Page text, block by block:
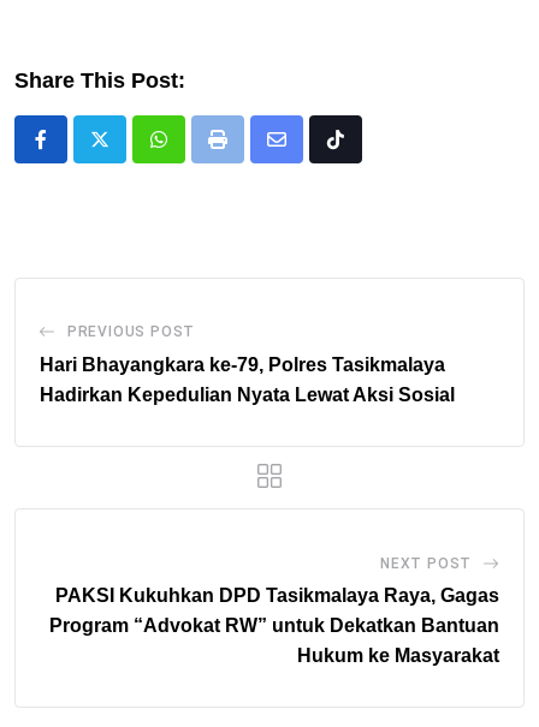
Share This Post:
WhatsappPrint
Share
Tiktok
PREVIOUS POST
Hari Bhayangkara ke-79, Polres Tasikmalaya
Hadirkan Kepedulian Nyata Lewat Aksi Sosial
NEXT POST
PAKSI Kukuhkan DPD Tasikmalaya Raya, Gagas
Program “Advokat RW” untuk Dekatkan Bantuan
Hukum ke Masyarakat